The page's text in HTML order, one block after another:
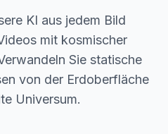
KI aus jedem Bild
mit kosmischer
Sie statische
von der Erdoberfläche
Universum.